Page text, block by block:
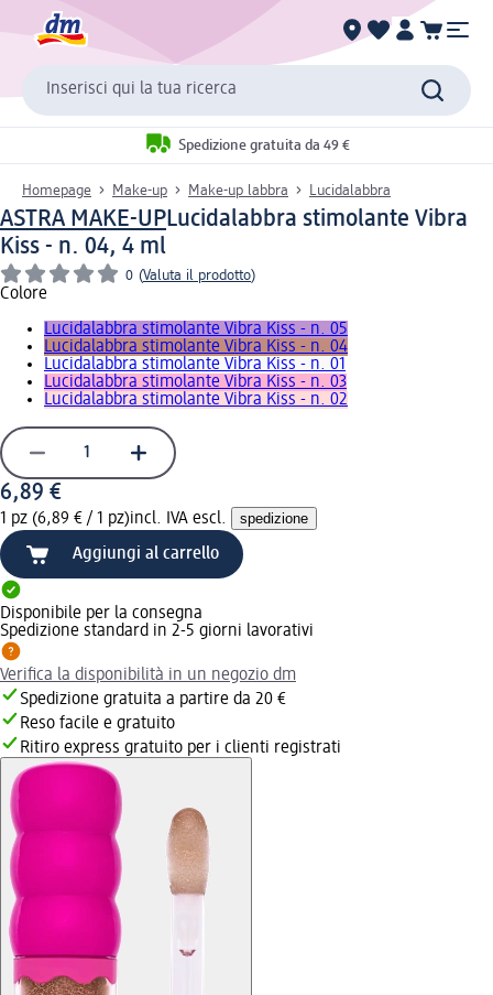
Inserisci qui la tua ricerca
Spedizione gratuita da 49 €
Homepage Make-up Make-up labbra Lucidalabbra
ASTRA MAKE-UPLucidalabbra stimolante Vibra
Kiss - n. 04, 4 ml
0 (Valuta il prodotto)
Colore
Lucidalabbra stimolante Vibra Kiss - n. 05
Lucidalabbra stimolante Vibra Kiss - n. 04
Lucidalabbra stimolante Vibra Kiss - n. 01
Lucidalabbra stimolante Vibra Kiss - n. 03
Lucidalabbra stimolante Vibra Kiss - n. 02
6,89 €
1 pz (6,89 € / 1 pz)incl. IVA escl. spedizione
Aggiungi al carrello
Disponibile per la consegna
Spedizione standard in 2-5 giorni lavorativi
Verifica la disponibilità in un negozio dm
Spedizione gratuita a partire da 20 €
Reso facile e gratuito
Ritiro express gratuito per i clienti registrati